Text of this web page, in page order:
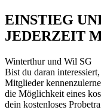
EINSTIEG
JEDERZEIT
Winterthur und Wil SG
Bist du daran
Mitglieder
die Möglichkeit eines
dein kostenloses